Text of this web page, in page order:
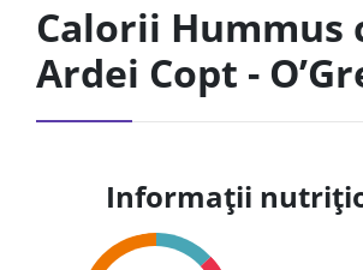
Calorii Hummus
Ardei Copt -
Informații